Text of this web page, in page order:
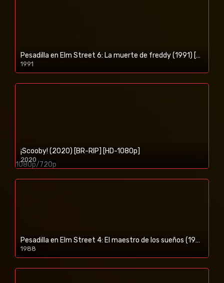
Pesadilla en Elm Street 6: La muerte de freddy (1991) [BR-RIP] [HD-1080p]
1991
¡Scooby! (2020) [BR-RIP] [HD-1080p]
2020
1080p/720p
Pesadilla en Elm Street 4: El maestro de los sueños (1988) [BR-RIP] [HD-1080p]
1988